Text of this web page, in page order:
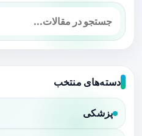
دسته‌های منتخب
پزشکی